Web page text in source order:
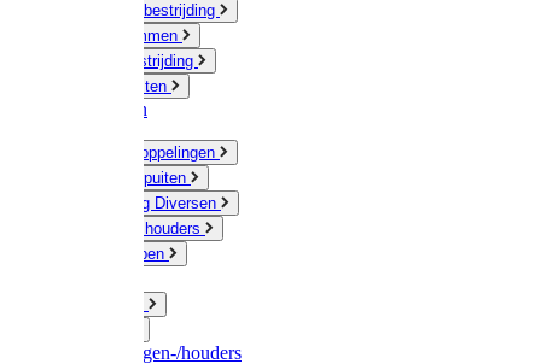
Ongediertebestrijding
Mollenklemmen
Onkruidbestrijding
Vliegenkasten
Meststoffen
Messing koppelingen
Gieters / Spuiten
Besproeiing Diversen
Slangen & houders
Waterpompen
Slangenwagen-/houders